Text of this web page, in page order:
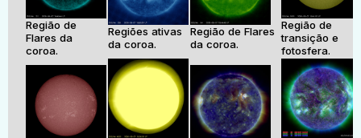
Região de
Flares da
coroa.
Regiões ativas
da coroa.
Região de Flares
da coroa.
Região de
transição e
fotosfera.